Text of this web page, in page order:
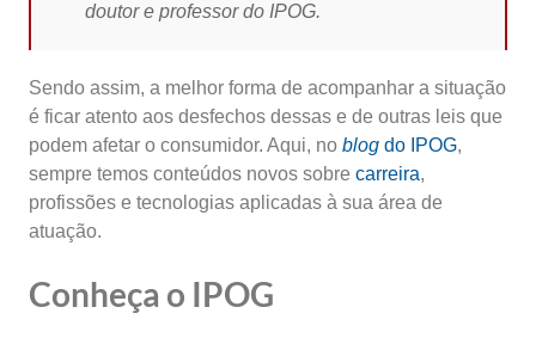
doutor e professor do IPOG.
Sendo assim, a melhor forma de acompanhar a situação
é ficar atento aos desfechos dessas e de outras leis que
podem afetar o consumidor. Aqui, no blog do IPOG,
sempre temos conteúdos novos sobre carreira,
profissões e tecnologias aplicadas à sua área de
atuação.
Conheça o IPOG